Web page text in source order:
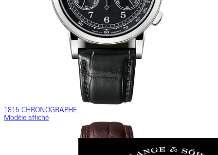
1815 CHRONOGRAPHE
Modèle affiché